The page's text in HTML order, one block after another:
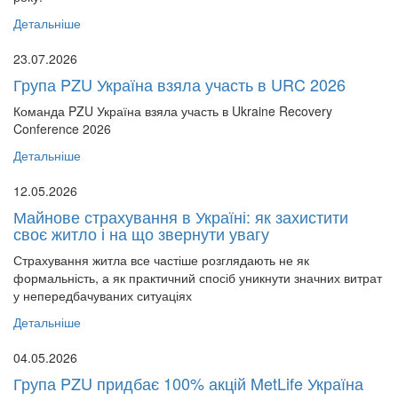
Детальніше
23.07.2026
Група PZU Україна взяла участь в URC 2026
Команда PZU Україна взяла участь в Ukraine Recovery
Conference 2026
Детальніше
12.05.2026
Майнове страхування в Україні: як захистити
своє житло і на що звернути увагу
Страхування житла все частіше розглядають не як
формальність, а як практичний спосіб уникнути значних витрат
у непередбачуваних ситуаціях
Детальніше
04.05.2026
Група PZU придбає 100% акцій MetLife Україна